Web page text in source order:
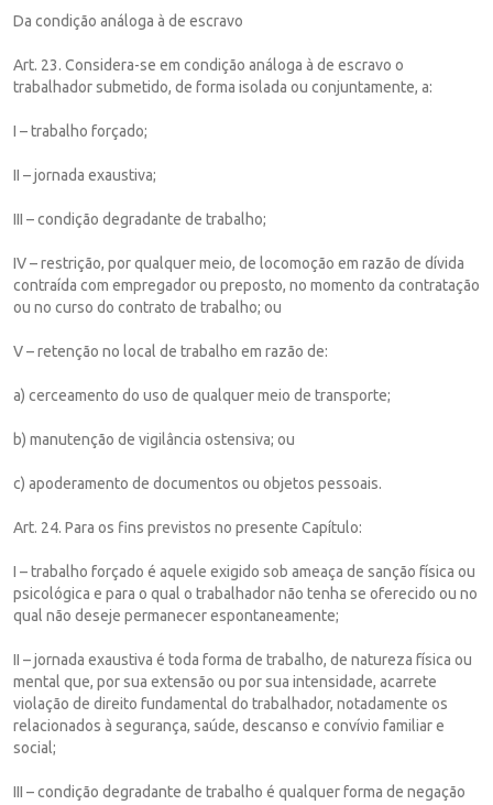
Da condição análoga à de escravo
Art. 23. Considera-se em condição análoga à de escravo o
trabalhador submetido, de forma isolada ou conjuntamente, a:
I – trabalho forçado;
II – jornada exaustiva;
III – condição degradante de trabalho;
IV – restrição, por qualquer meio, de locomoção em razão de dívida
contraída com empregador ou preposto, no momento da contratação
ou no curso do contrato de trabalho; ou
V – retenção no local de trabalho em razão de:
a) cerceamento do uso de qualquer meio de transporte;
b) manutenção de vigilância ostensiva; ou
c) apoderamento de documentos ou objetos pessoais.
Art. 24. Para os fins previstos no presente Capítulo:
I – trabalho forçado é aquele exigido sob ameaça de sanção física ou
psicológica e para o qual o trabalhador não tenha se oferecido ou no
qual não deseje permanecer espontaneamente;
II – jornada exaustiva é toda forma de trabalho, de natureza física ou
mental que, por sua extensão ou por sua intensidade, acarrete
violação de direito fundamental do trabalhador, notadamente os
relacionados à segurança, saúde, descanso e convívio familiar e
social;
III – condição degradante de trabalho é qualquer forma de negação